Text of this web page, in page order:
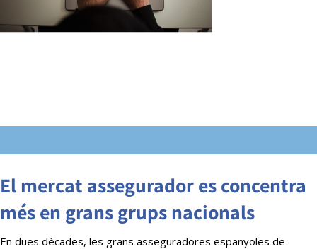
El mercat assegurador es concentra
més en grans grups nacionals
En dues dècades, les grans asseguradores espanyoles de